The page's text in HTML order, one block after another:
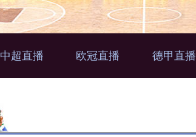
中超直播 欧冠直播 德甲直播